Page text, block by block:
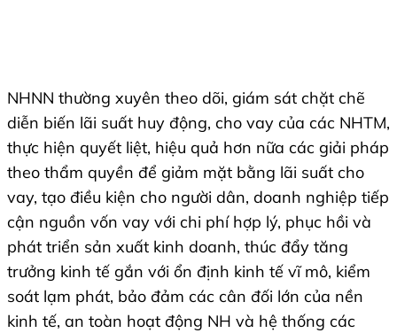
NHNN thường xuyên theo dõi, giám sát chặt chẽ
diễn biến lãi suất huy động, cho vay của các NHTM,
thực hiện quyết liệt, hiệu quả hơn nữa các giải pháp
theo thẩm quyền để giảm mặt bằng lãi suất cho
vay, tạo điều kiện cho người dân, doanh nghiệp tiếp
cận nguồn vốn vay với chi phí hợp lý, phục hồi và
phát triển sản xuất kinh doanh, thúc đẩy tăng
trưởng kinh tế gắn với ổn định kinh tế vĩ mô, kiểm
soát lạm phát, bảo đảm các cân đối lớn của nền
kinh tế, an toàn hoạt động NH và hệ thống các